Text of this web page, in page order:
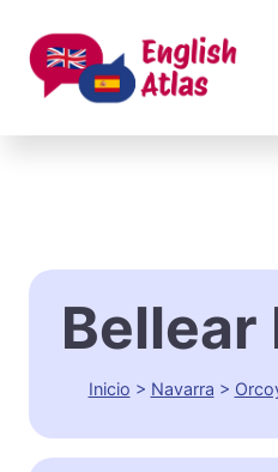
contenido
Bellear
Inicio > Navarra >